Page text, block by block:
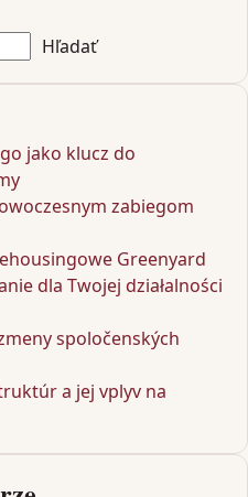
Hľadať
jako klucz do
zabiegom
Greenyard
dla Twojej działalności
spoločenských
a jej vplyv na